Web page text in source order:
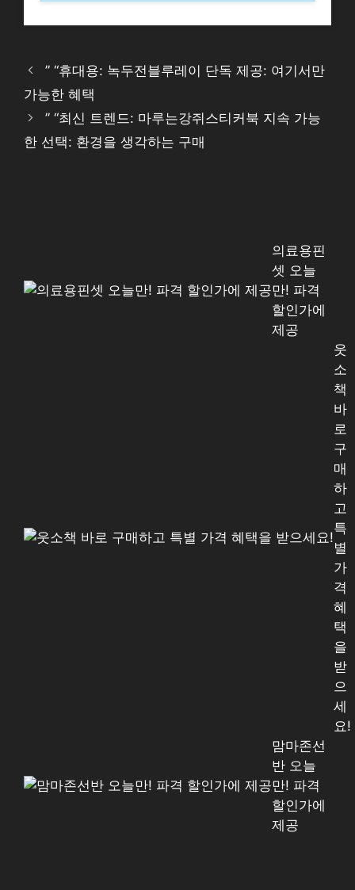
” “휴대용: 녹두전블루레이 단독 제공: 여기서만
가능한 혜택
” “최신 트렌드: 마루는강쥐스티커북 지속 가능
한 선택: 환경을 생각하는 구매
의료용핀
셋 오늘
만! 파격
할인가에
제공
웃
소
책
바
로
구
매
하
고
특
별
가
격
혜
택
을
받
으
세
요!
맘마존선
반 오늘
만! 파격
할인가에
제공